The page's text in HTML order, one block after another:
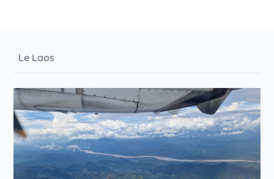
Le Laos